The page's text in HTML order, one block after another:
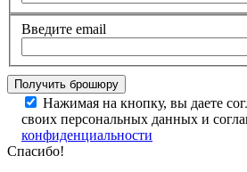
Введите email
Нажимая на кнопку, вы даете
своих персональных данных и
конфиденциальности
Спасибо!